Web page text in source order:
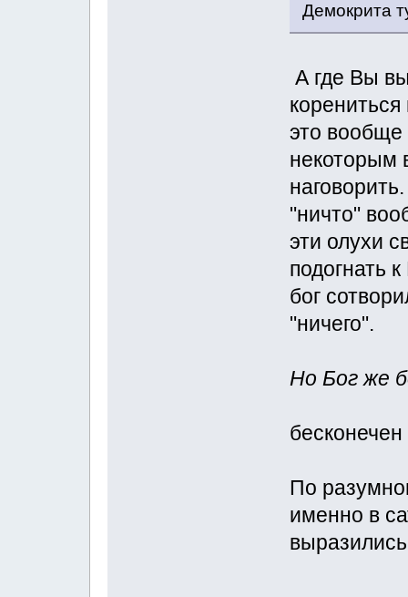
Демокрита
А где Вы
это вообще
некоторым
"ничто"
эти олухи
подогнать
бог
"ничего".
Но Бог же
По
именно в